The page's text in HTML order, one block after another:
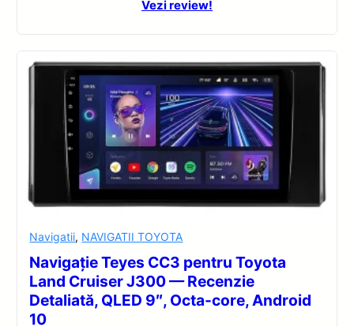
Vezi review!
Navigatii, NAVIGATII TOYOTA
Navigație Teyes CC3 pentru Toyota
Land Cruiser J300 — Recenzie
Detaliată, QLED 9″, Octa-core, Android
10